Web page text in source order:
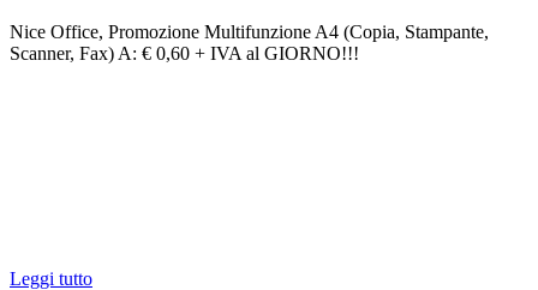
Nice Office, Promozione Multifunzione A4 (Copia, Stampante,
Scanner, Fax) A: € 0,60 + IVA al GIORNO!!!
Leggi tutto